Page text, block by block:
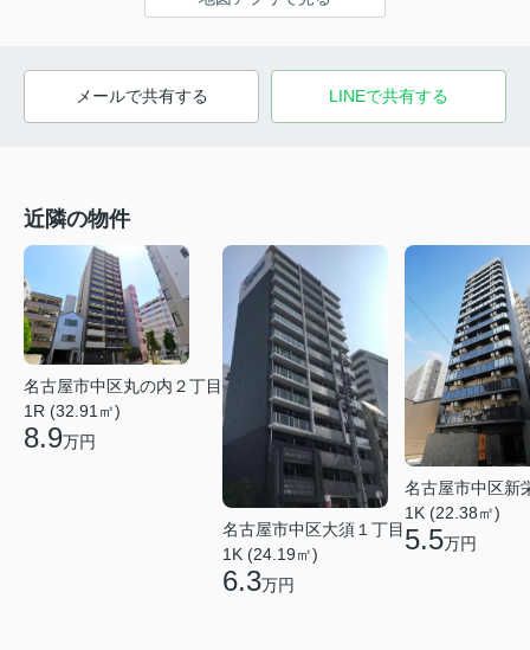
メールで共有する LINEで共有する
近隣の物件
名古屋市中区丸の内２丁目
1R (32.91㎡)
8.9万円
名古屋市中区大須１丁目
1K (24.19㎡)
6.3万円
名古屋市中区新
1K (22.38㎡)
5.5万円